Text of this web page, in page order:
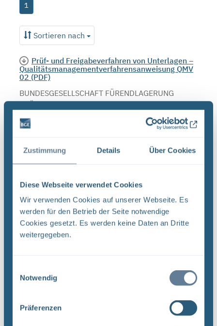
Zustimmung Details Über Cookies
Diese Webseite verwendet Cookies
Wir verwenden Cookies auf unserer Webseite. Es
werden für den Betrieb der Seite notwendige
Cookies gesetzt. Es werden keine Daten an Dritte
weitergegeben.
Notwendig
Präferenzen
1
Sortieren nach
Prüf- und Freigabeverfahren von Unterlagen –
Qualitätsmanagementverfahrensanweisung QMV
02 (PDF)
BUNDESGESELLSCHAFT FÜRENDLAGERUNG
UNTERLAGEN
QUALITÄTSMANAGEMENTVERFAHRENSANWEISUNG
Funktion/Thema Komponente Baugruppe Aufgabe
UA ...
Dateityp: PDF | Dokumentenstand vom:
20.03.2019 | Upload am: 12.12.2022
Revision von Unterlagen –
Funktion/Thema Komponente Baugruppe Aufgabe
AAAA 9X 115200 ' CA Titel der Unterlage:
Ersteller/Unterschrift: QM Stempelfeld: UA ...